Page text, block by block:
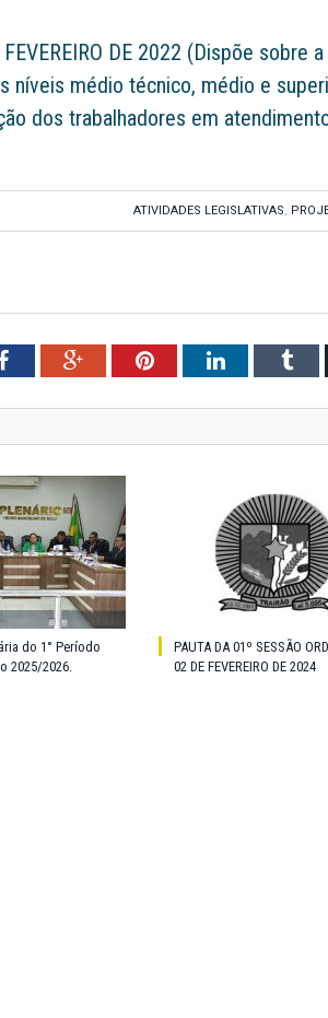
DE 2022 (Dispõe sobre a
níveis médio técnico, médio e
dos trabalhadores em
ATIVIDADES LEGISLATIVAS,
FacebookGoogle+PinterestLinkedIn
do 1° Período
2025/2026.
PAUTA DA 01º SESSÃO
02 DE FEVEREIRO DE 2024